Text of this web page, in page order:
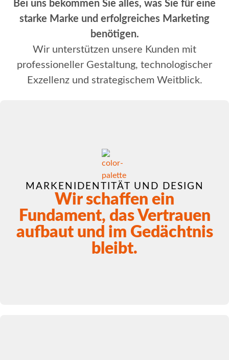
Bei uns bekommen Sie alles, was Sie für eine
starke Marke und erfolgreiches Marketing
benötigen.
Wir unterstützen unsere Kunden mit
professioneller Gestaltung, technologischer
Exzellenz und strategischem Weitblick.
MARKENIDENTITÄT UND DESIGN
Wir schaffen ein
Fundament, das Vertrauen
aufbaut und im Gedächtnis
bleibt.